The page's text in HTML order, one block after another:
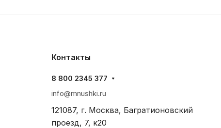
Контакты
8 800 2345 377
info@mnushki.ru
121087, г. Москва, Багратионовский
проезд, 7, к20